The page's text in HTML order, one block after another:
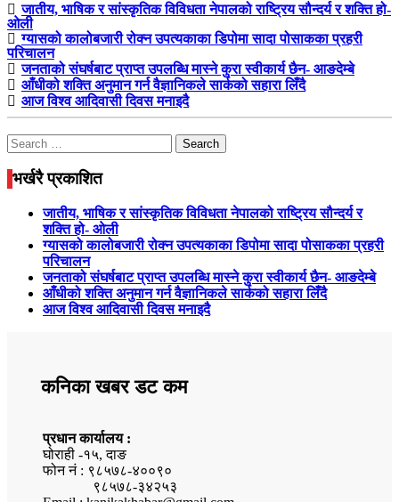
जातीय, भाषिक र सांस्कृतिक विविधता नेपालको राष्ट्रिय सौन्दर्य र शक्ति हो-
ओली
ग्यासको कालोबजारी रोक्न उपत्यकाका डिपोमा सादा पोसाकका प्रहरी
परिचालन
जनताको संघर्षबाट प्राप्त उपलब्धि मास्ने कुरा स्वीकार्य छैन- आङदेम्बे
आँधीको शक्ति अनुमान गर्न वैज्ञानिकले सार्कको सहारा लिँदै
आज विश्व आदिवासी दिवस मनाइदै
Search
for:
भर्खरै प्रकाशित
जातीय, भाषिक र सांस्कृतिक विविधता नेपालको राष्ट्रिय सौन्दर्य र
शक्ति हो- ओली
ग्यासको कालोबजारी रोक्न उपत्यकाका डिपोमा सादा पोसाकका प्रहरी
परिचालन
जनताको संघर्षबाट प्राप्त उपलब्धि मास्ने कुरा स्वीकार्य छैन- आङदेम्बे
आँधीको शक्ति अनुमान गर्न वैज्ञानिकले सार्कको सहारा लिँदै
आज विश्व आदिवासी दिवस मनाइदै
कनिका खबर डट कम
प्रधान कार्यालय :
घोराही -१५, दाङ
फोन नं : ९८५७८-४००९०
९८५७८-३४२५३